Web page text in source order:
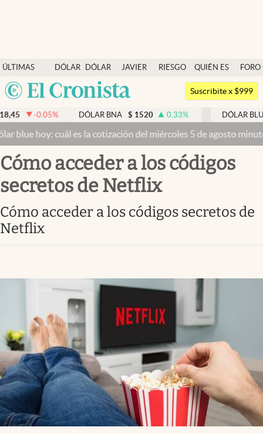
ÚLTIMAS
NOTICIAS
DÓLAR
DÓLAR
BLUE
JAVIER
RIESGO
QUIÉN ES
QUIÉN
FORO
Argentina
México
Colombia
Dólar
Members
Economía y Política
Finanzas y Mercados
Mercados Online
Negocios
Otras secciones
Mundial 2026
Eventos Corporativos
El Cronista Studio
Mediakit
abre en nueva pestaña
Suscribite x $999
-0.05% DÓLAR BNA $ 1520 0.33% DÓLAR BLUE
blue hoy: cuál es la cotización del miércoles 5 de agosto
cómo acceder a los códigos
secretos de Netflix
cómo acceder a los códigos secretos de
Netflix